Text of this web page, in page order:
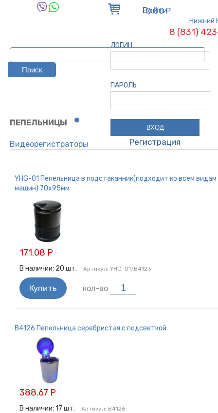
Нижний
8 (831)
Войти
ЛОГИН
ПАРОЛЬ
Регистрация
0.00 Р
ПЕПЕЛЬНИЦЫ
Видеорегистраторы
Трос буксировочный
Компрессор / вентиль
Разветвитель / зарядное устройство
для телефона
Очки водителя
Ароматизаторы
Наклейки на авто
Жилет
Прочее
Брызговики
Горелка газовая
Органайзеры
Пленка тонировочная
Знак TAXI
Заглушка ремня безопасности
Воронка / Съемник
Насадки на глушитель
YHG-01 Пепельница в подстаканник(подходит ко всем видам
машин) 70х95мм
171.08 Р
В наличии: 20 шт. Артикул: YHG-01/В4123
Купить кол-во
B4126 Пепельница серебристая с подсветкой
388.67 Р
В наличии: 17 шт. Артикул: B4126